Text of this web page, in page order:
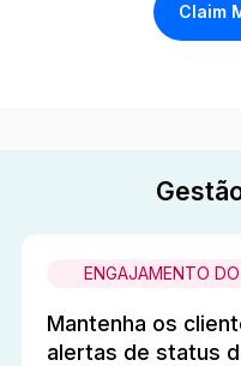
Claim
ENGAJAMENTO
Mantenha os
alertas de status